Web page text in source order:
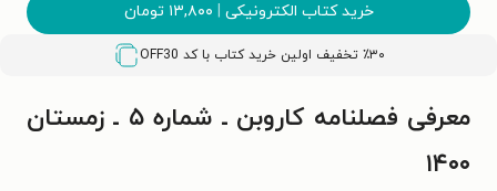
خرید کتاب الکترونیکی | ۱۳,۸۰۰ تومان
٪۳۰ تخفیف اولین خرید کتاب با کد OFF30
معرفی فصلنامه کاروبن ـ شماره ۵ ـ زمستان
۱۴۰۰